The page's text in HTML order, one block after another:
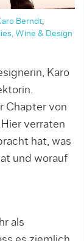
Berndt,
Wine & Design
Karo
Chapter von
verraten
hat, was
und worauf
als